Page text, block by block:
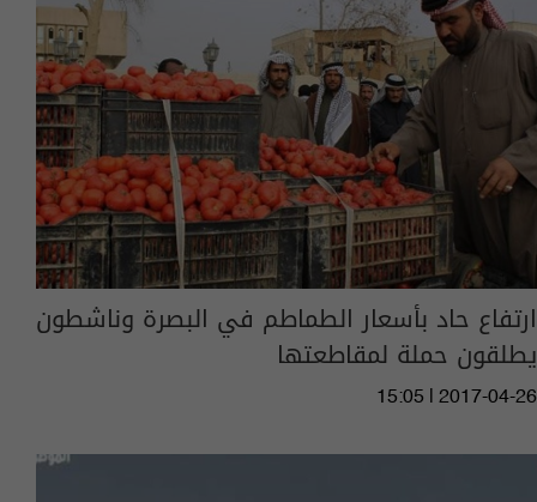
ارتفاع حاد بأسعار الطماطم في البصرة وناشطون
يطلقون حملة لمقاطعتها
15:05 | 2017-04-26